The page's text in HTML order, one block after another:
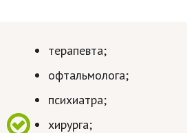
Финансы
Юриспруденция
Природа
терапевта;
офтальмолога;
психиатра;
хирурга;